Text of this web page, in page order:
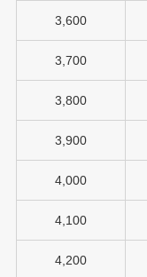
3,600
3,700
3,800
3,900
4,000
4,100
4,200